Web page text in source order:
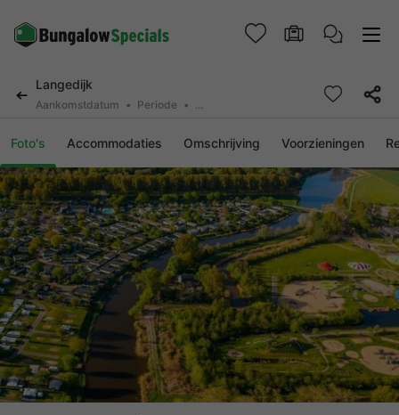
Langedijk
Aankomstdatum Periode 2 deelnemers, 0 huisdier
Foto's Accommodaties Omschrijving Voorzieningen